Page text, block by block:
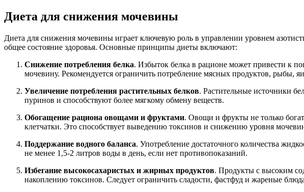
Диета для снижения мочевины
Диета для снижения мочевины играет ключевую роль в управлении уровнем
общее состояние здоровья. Основные принципы диеты включают:
Снижение потребления белка. Избыток белка в рационе может привести к
мочевину. Рекомендуется ограничить потребление мясных продуктов, рыбы,
Увеличение потребления растительных белков. Растительные источники
пуринов и способствуют более мягкому обмену веществ.
Обогащение рациона овощами и фруктами. Овощи и фрукты не только
клетчатки. Это способствует выведению токсинов и снижению уровня
Поддержание водного баланса. Употребление достаточного количества
не менее 1,5-2 литров воды в день, если нет противопоказаний.
Избегание высокосахаристых и жирных продуктов. Продукты с высоким
накоплению токсинов. Следует ограничить сладости, фастфуд и жареные